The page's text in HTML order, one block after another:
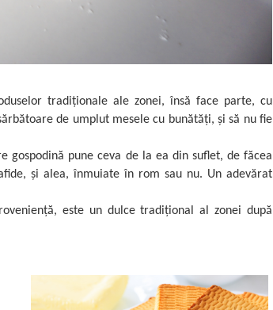
tradiționale ale zonei, însă face parte, cu
de umplut mesele cu bunătăți, și să nu fie
gospodină pune ceva de la ea din suflet, de făcea
și alea, înmuiate în rom sau nu. Un adevărat
este un dulce tradițional al zonei după